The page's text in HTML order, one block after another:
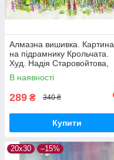
Алмазна вишивка. Картина
на підрамнику Крольчата.
Худ. Надія Старовойтова,
розмір 20х30 см
В наявності
289 ₴ 340 ₴
Купити
20х30 –15%